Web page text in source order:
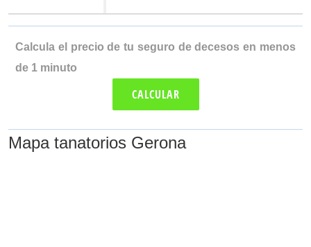
Calcula el precio de tu seguro de decesos en menos
de 1 minuto
CALCULAR
Mapa tanatorios Gerona